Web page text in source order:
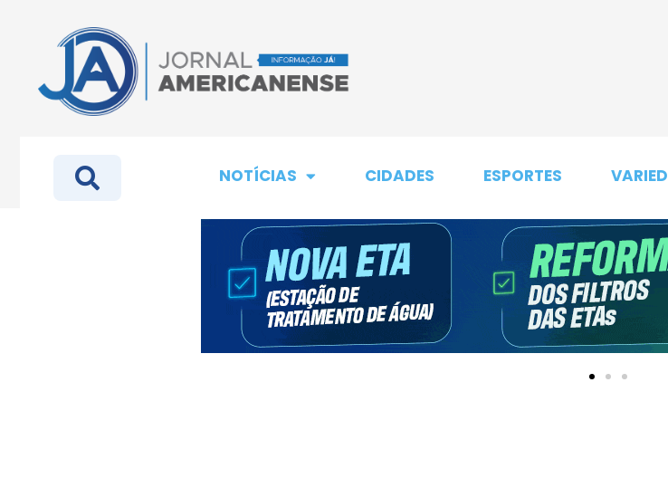
NOTÍCIAS CIDADES ESPORTES